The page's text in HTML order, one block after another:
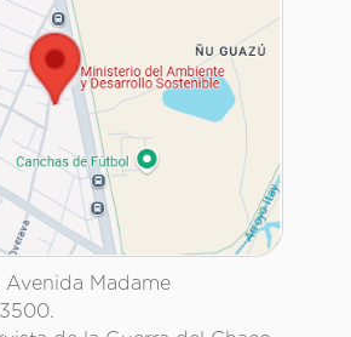
Avenida Madame